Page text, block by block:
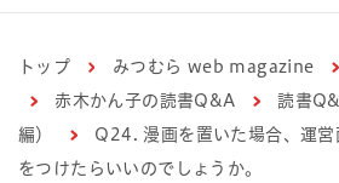
トップ みつむら web magazine
赤木かん子の読書Q&A
読書
編）
Q24. 漫画を置いた場合、運営
をつけたらいいのでしょうか。